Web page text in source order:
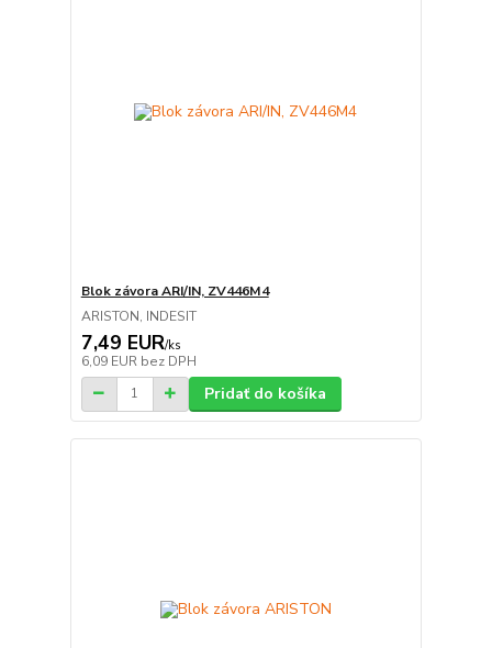
Blok závora ARI/IN, ZV446M4
ARISTON, INDESIT
7,49 EUR/ks
6,09 EUR bez DPH
Pridať do košíka